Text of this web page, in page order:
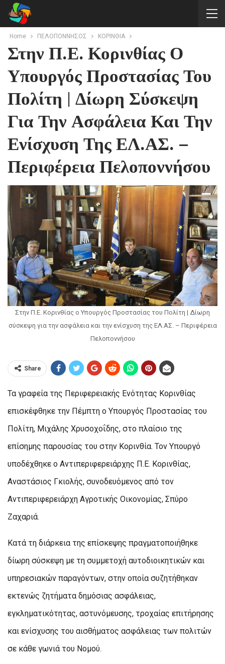
Home ΠΕΛΟΠΟΝΝΗΣΟΣ ΚΟΡΙΝΘΙΑ
Στην Π.Ε. Κορινθίας Ο
Υπουργός Προστασίας Του
Πολίτη | Δίωρη Σύσκεψη
Για Την Ασφάλεια Και Την
Ενίσχυση Της ΕΛ.ΑΣ. –
Περιφέρεια Πελοποννήσου
Στην Π.Ε. Κορινθίας ο Υπουργός Προστασίας του Πολίτη | Δίωρη
σύσκεψη για την ασφάλεια και την ενίσχυση της ΕΛ.ΑΣ. – Περιφέρεια
Πελοποννήσου
Share
Τα γραφεία της Περιφερειακής Ενότητας Κορινθίας
επισκέφθηκε την Πέμπτη ο Υπουργός Προστασίας του
Πολίτη, Μιχάλης Χρυσοχοΐδης, στο πλαίσιο της
επίσημης παρουσίας του στην Κορινθία. Τον Υπουργό
υποδέχθηκε ο Αντιπεριφερειάρχης Π.Ε. Κορινθίας,
Αναστάσιος Γκιολής, συνοδευόμενος από τον
Αντιπεριφερειάρχη Αγροτικής Οικονομίας, Σπύρο
Ζαχαριά.
Κατά τη διάρκεια της επίσκεψης πραγματοποιήθηκε
δίωρη σύσκεψη με τη συμμετοχή αυτοδιοικητικών και
υπηρεσιακών παραγόντων, στην οποία συζητήθηκαν
εκτενώς ζητήματα δημόσιας ασφάλειας,
εγκληματικότητας, αστυνόμευσης, τροχαίας επιτήρησης
και ενίσχυσης του αισθήματος ασφάλειας των πολιτών
σε κάθε γωνιά του Νομού.